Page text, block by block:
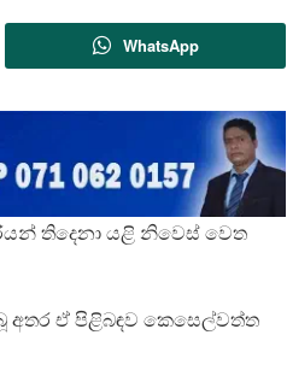
WhatsApp
තිදෙනා යළි නිවෙස් වෙත
ඒ පිළිබඳව කෙසෙල්වත්ත